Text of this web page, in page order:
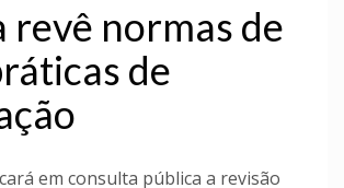
revê normas de
de
em consulta pública a revisão